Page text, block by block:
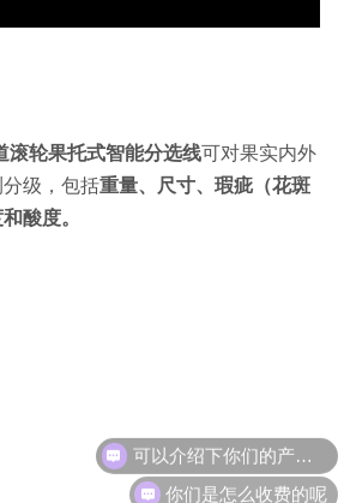
滚轮果托式智能分选线可对果实内外
级，包括重量、尺寸、瑕疵（花斑
酸度。
可以介绍下你们的产品么
你们是怎么收费的呢